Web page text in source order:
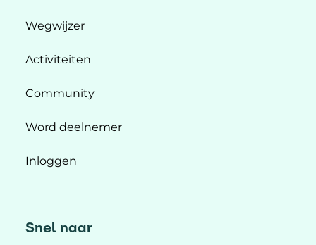
Wegwijzer
Activiteiten
Community
Word deelnemer
Inloggen
Snel naar